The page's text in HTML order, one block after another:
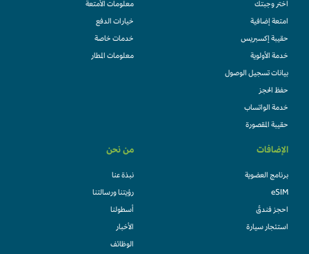
اختر وجبتك
امتعة إضافية
حقيبة إكسبريس
خدمة الأولوية
بيانات تسجيل الوصول
حفظ الحجز
خدمة الواتساب
حقيبة المقصورة
معلومات الأمتعة
خيارات الدفع
خدمات خاصة
معلومات المطار
الإضافات
برنامج العضوية
eSIM
احجز فندقً
استئجار سيارة
من نحن
نبذة عنا
رؤيتنا ورسالتنا
أسطولنا
الأخبار
الوظائف